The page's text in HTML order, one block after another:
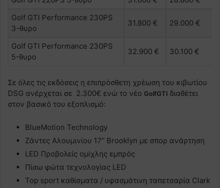
Golf GTI Performance 230PS
3-θυρο
31.800 € 29.000 €
Golf GTI Performance 230PS
5-θυρο
32.900 € 30.100 €
Σε όλες τις εκδόσεις η επιπρόσθετη χρέωση του κιβωτίου
DSG ανέρχεται σε 2.300€ ενώ το νέο GolfGTI διαθέτει
στον βασικό του εξοπλισμό:
BlueMotion Technology
Ζάντες Αλουμινίου 17’’ Brooklyn με σπορ ανάρτηση
LED Προβολείς ομίχλης εμπρός
Πίσω φώτα τεχνολογίας LED
Top sport καθίσματα / υφασμάτινη ταπετσαρία Clark